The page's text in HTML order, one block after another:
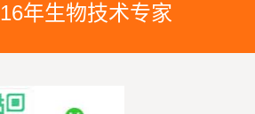
16年生物技术专家